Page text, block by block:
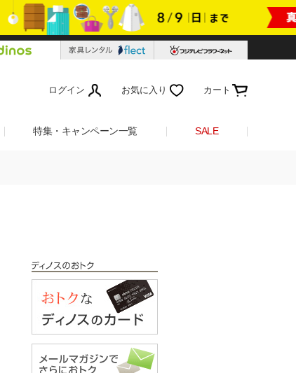
ログイン お気に入り カート
特集・キャンペーン一覧 SALE